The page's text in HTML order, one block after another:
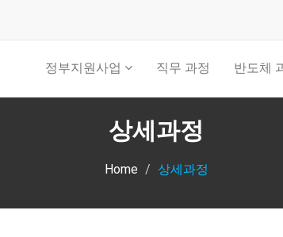
정부지원사업 직무 과정 반도체
상세과정
Home 상세과정